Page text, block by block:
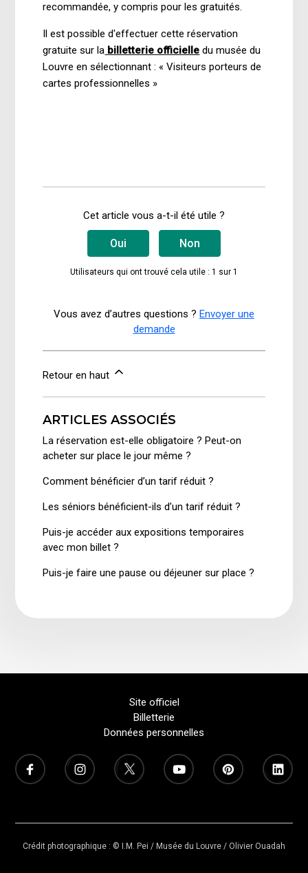
recommandée, y compris pour les gratuités.
Il est possible d'effectuer cette réservation
gratuite sur la billetterie officielle du musée du
Louvre en sélectionnant : « Visiteurs porteurs de
cartes professionnelles »
Cet article vous a-t-il été utile ?
Oui Non
Utilisateurs qui ont trouvé cela utile : 1 sur 1
Vous avez d’autres questions ? Envoyer une
demande
Retour en haut
ARTICLES ASSOCIÉS
La réservation est-elle obligatoire ? Peut-on
acheter sur place le jour même ?
Comment bénéficier d’un tarif réduit ?
Les séniors bénéficient-ils d’un tarif réduit ?
Puis-je accéder aux expositions temporaires
avec mon billet ?
Puis-je faire une pause ou déjeuner sur place ?
Site officiel
Billetterie
Données personnelles
Crédit photographique : © I.M. Pei / Musée du Louvre / Olivier Ouadah